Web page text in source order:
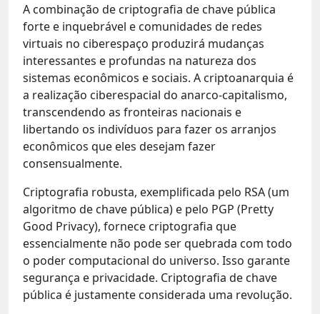
A combinação de criptografia de chave pública
forte e inquebrável e comunidades de redes
virtuais no ciberespaço produzirá mudanças
interessantes e profundas na natureza dos
sistemas econômicos e sociais. A criptoanarquia é
a realização ciberespacial do anarco-capitalismo,
transcendendo as fronteiras nacionais e
libertando os indivíduos para fazer os arranjos
econômicos que eles desejam fazer
consensualmente.
Criptografia robusta, exemplificada pelo RSA (um
algoritmo de chave pública) e pelo PGP (Pretty
Good Privacy), fornece criptografia que
essencialmente não pode ser quebrada com todo
o poder computacional do universo. Isso garante
segurança e privacidade. Criptografia de chave
pública é justamente considerada uma revolução.